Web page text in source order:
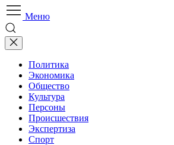
Меню
Политика
Экономика
Общество
Культура
Персоны
Происшествия
Экспертиза
Спорт